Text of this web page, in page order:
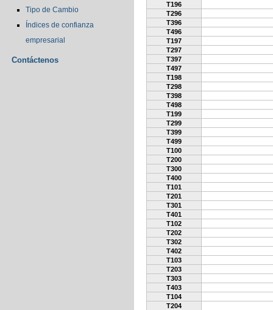
Tipo de Cambio
Índices de confianza
empresarial
Contáctenos
T196
T296
T396
T496
T197
T297
T397
T497
T198
T298
T398
T498
T199
T299
T399
T499
T100
T200
T300
T400
T101
T201
T301
T401
T102
T202
T302
T402
T103
T203
T303
T403
T104
T204